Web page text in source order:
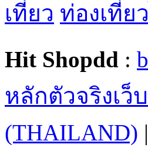
เที่ยว ท่องเที่ย
Hit Shopdd :
หลักตัวจริงเว็
(THAILAND) |